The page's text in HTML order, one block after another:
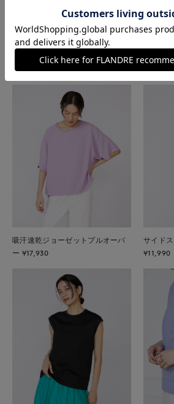
袖チュールカットソー ¥14,960 ロゴTシ
吸汗速乾ジョーゼットプルオーバ
ー ¥17,930
サイド
¥11,990